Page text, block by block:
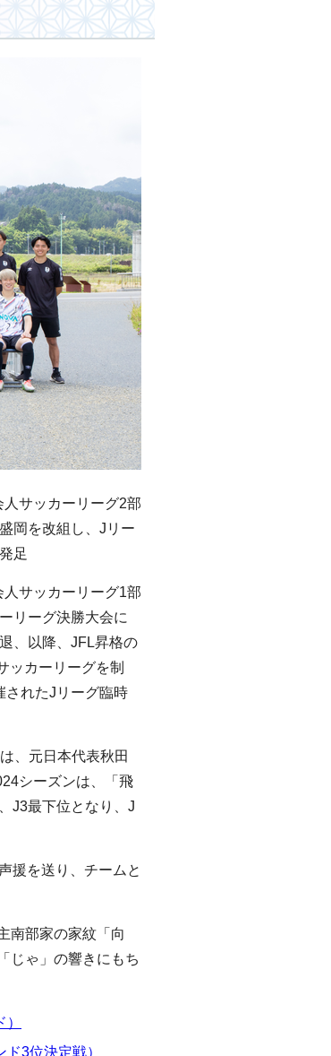
サッカーリーグ2部
岡を改組し、Jリー
足
サッカーリーグ1部
リーグ決勝大会に
、以降、JFL昇格の
ッカーリーグを制
されたJリーグ臨時
、元日本代表秋田
シーズンは、「飛
J3最下位となり、J
援を送り、チームと
南部家の家紋「向
じゃ」の響きにもち
3位決定戦）